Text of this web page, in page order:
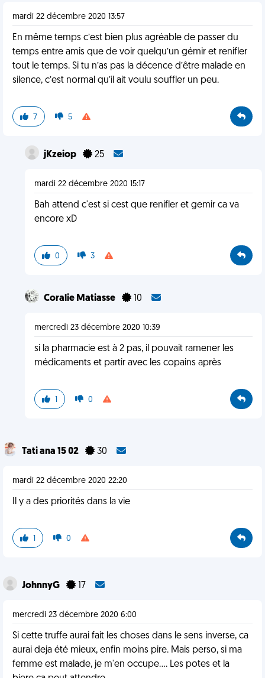
mardi 22 décembre 2020 13:57
En même temps c’est bien plus agréable de passer du
temps entre amis que de voir quelqu’un gémir et renifler
tout le temps. Si tu n’as pas la décence d’être malade en
silence, c’est normal qu’il ait voulu souffler un peu.
7 5
jKzeiop 25
mardi 22 décembre 2020 15:17
Bah attend c'est si cest que renifler et gemir ca va
encore xD
0 3
Coralie Matiasse 10
mercredi 23 décembre 2020 10:39
si la pharmacie est à 2 pas, il pouvait ramener les
médicaments et partir avec les copains après
1 0
Tati ana 15 02 30
mardi 22 décembre 2020 22:20
Il y a des priorités dans la vie
1 0
JohnnyG 17
mercredi 23 décembre 2020 6:00
Si cette truffe aurai fait les choses dans le sens inverse, ca
aurai deja été mieux, enfin moins pire. Mais perso, si ma
femme est malade, je m'en occupe.... Les potes et la